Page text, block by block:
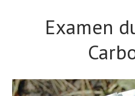
Examen
Actualités